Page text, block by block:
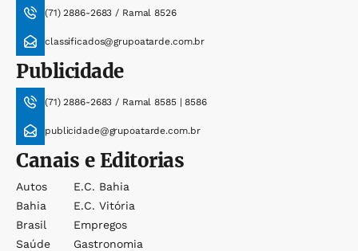
(71) 2886-2683 / Ramal 8526
classificados@grupoatarde.com.br
Publicidade
(71) 2886-2683 / Ramal 8585 | 8586
publicidade@grupoatarde.com.br
Canais e Editorias
Autos
Bahia
Brasil
Saúde
E.c. Bahia
E.c. Vitória
Empregos
Gastronomia